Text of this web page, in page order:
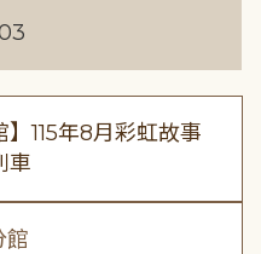
】115年8月彩虹故事
車
館